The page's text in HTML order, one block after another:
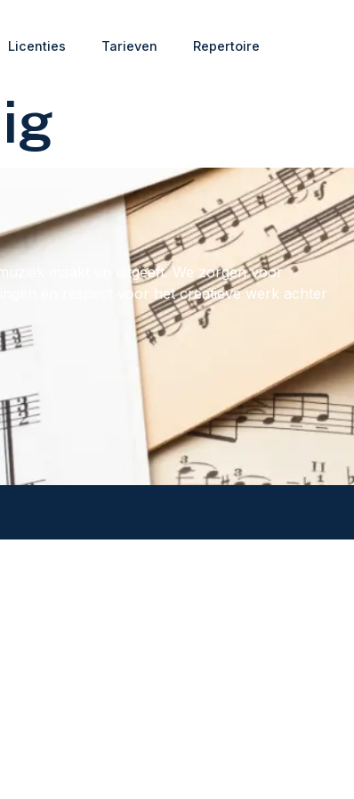
Licenties Tarieven Repertoire
maakt en uitgeeft. We zorgen voor
en respect voor het creatieve werk achter